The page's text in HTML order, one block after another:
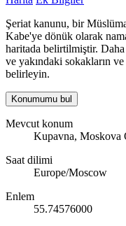
Şeriat kanunu, bir
Kabe'ye dönük olarak
haritada belirtilmiştir. Daha
ve yakındaki sokakların
belirleyin.
Konumumu bul
Mevcut konum
Kupavna, Moskova
Saat dilimi
Europe/Moscow
Enlem
55.74576000